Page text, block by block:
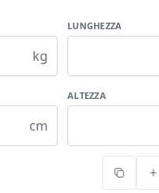
kg
LUNGHEZZA
cm
ALTEZZA
Copia